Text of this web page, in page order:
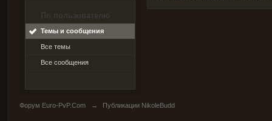
По пользователю
Темы и сообщения
Все темы
Все сообщения
Форум Euro-PvP.Com → Публикации NikoleBudd